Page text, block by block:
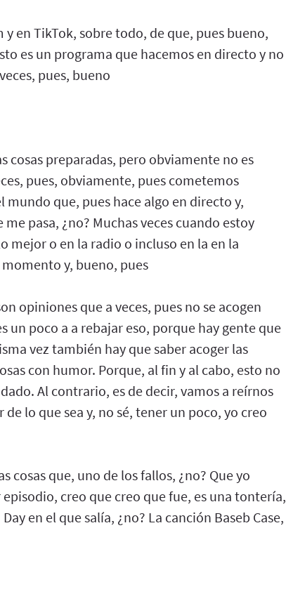
en TikTok, sobre todo, de que, pues bueno,
es un programa que hacemos en directo y no
pues, bueno
cosas preparadas, pero obviamente no es
pues, obviamente, pues cometemos
que, pues hace algo en directo y,
pasa, ¿no? Muchas veces cuando estoy
mejor o en la radio o incluso en la en la
y, bueno, pues
opiniones que a veces, pues no se acogen
un poco a a rebajar eso, porque hay gente que
vez también hay que saber acoger las
con humor. Porque, al fin y al cabo, esto no
Al contrario, es de decir, vamos a reírnos
lo que sea y, no sé, tener un poco, yo creo
cosas que, uno de los fallos, ¿no? Que yo
creo que creo que fue, es una tontería,
en el que salía, ¿no? La canción Baseb Case,